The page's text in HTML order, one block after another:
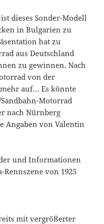
dieses Sonder-Modell
in Bulgarien zu
hat zu
aus Deutschland
zu gewinnen. Nach
von der
auf… Es könnte
Motorrad
nach Nürnberg
Angaben von Valentin
und Informationen
von 1925
mit vergrößerter